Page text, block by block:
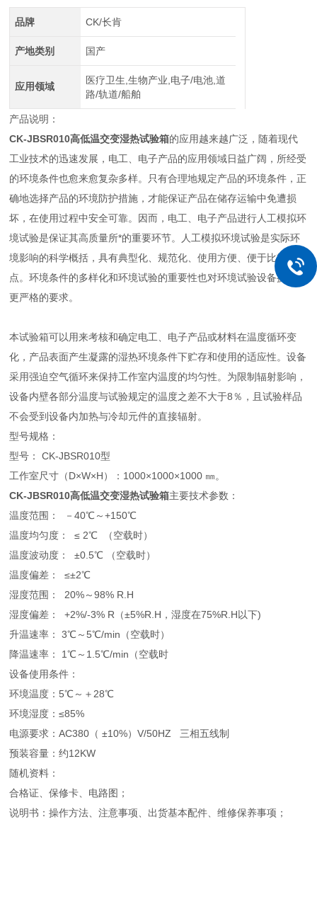
品牌 CK/长肯
产地类别 国产
应用领域
医疗卫生,生物产业,电子/电池,道
路/轨道/船舶
产品说明：
CK-JBSR010高低温交变湿热试验箱的应用越来越广泛，随着现代
工业技术的迅速发展，电工、电子产品的应用领域日益广阔，所经受
的环境条件也愈来愈复杂多样。只有合理地规定产品的环境条件，正
确地选择产品的环境防护措施，才能保证产品在储存运输中免遭损
坏，在使用过程中安全可靠。因而，电工、电子产品进行人工模拟环
境试验是保证其高质量所*的重要环节。人工模拟环境试验是实际环
境影响的科学概括，具有典型化、规范化、使用方便、便于比较等特
点。环境条件的多样化和环境试验的重要性也对环境试验设备提出了
更严格的要求。
本试验箱可以用来考核和确定电工、电子产品或材料在温度循环变
化，产品表面产生凝露的湿热环境条件下贮存和使用的适应性。设备
采用强迫空气循环来保持工作室内温度的均匀性。为限制辐射影响，
设备内壁各部分温度与试验规定的温度之差不大于8％，且试验样品
不会受到设备内加热与冷却元件的直接辐射。
型号规格：
型号： CK-JBSR010型
工作室尺寸（D×W×H）：1000×1000×1000 ㎜。
CK-JBSR010高低温交变湿热试验箱主要技术参数：
温度范围： －40℃～+150℃
温度均匀度： ≤ 2℃ （空载时）
温度波动度： ±0.5℃ （空载时）
温度偏差： ≤±2℃
湿度范围： 20%～98% R.H
湿度偏差： +2%/-3% R（±5%R.H，湿度在75%R.H以下)
升温速率： 3℃～5℃/min（空载时）
降温速率： 1℃～1.5℃/min（空载时
设备使用条件：
环境温度：5℃～＋28℃
环境湿度：≤85%
电源要求：AC380（ ±10%）V/50HZ 三相五线制
预装容量：约12KW
随机资料：
合格证、保修卡、电路图；
说明书：操作方法、注意事项、出货基本配件、维修保养事项；